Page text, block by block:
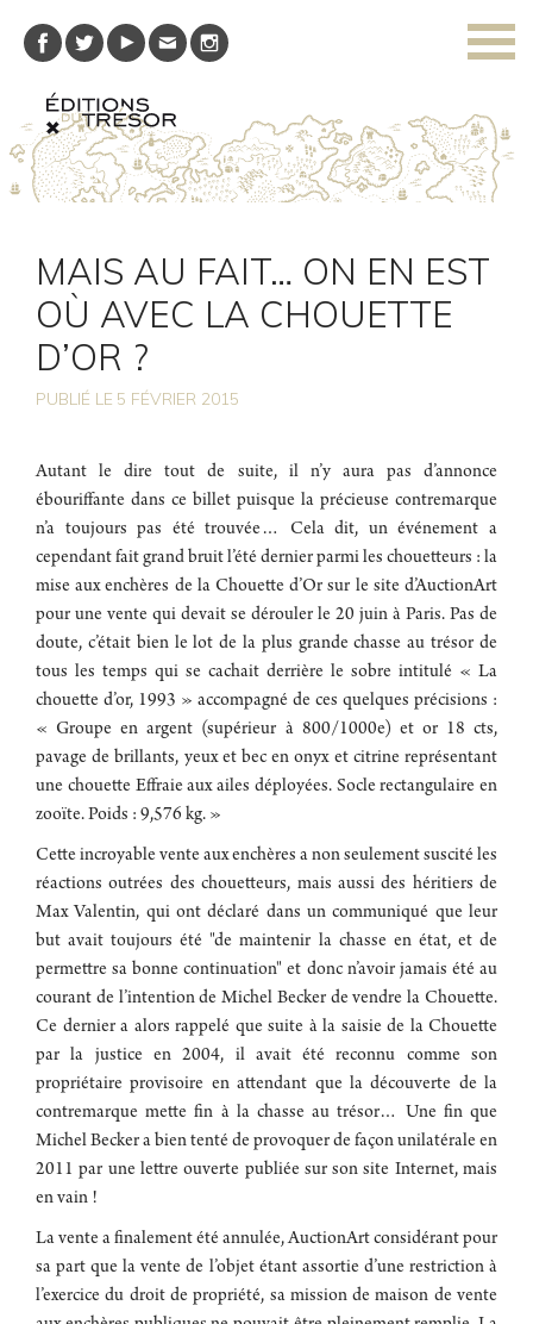
MAIS AU FAIT… ON EN EST
OÙ AVEC LA CHOUETTE
D’OR ?
PUBLIÉ LE 5 FÉVRIER 2015
Autant le dire tout de suite, il n’y aura pas d’annonce
ébouriffante dans ce billet puisque la précieuse contremarque
n’a toujours pas été trouvée… Cela dit, un événement a
cependant fait grand bruit l’été dernier parmi les chouetteurs : la
mise aux enchères de la Chouette d’Or sur le site d’AuctionArt
pour une vente qui devait se dérouler le 20 juin à Paris. Pas de
doute, c’était bien le lot de la plus grande chasse au trésor de
tous les temps qui se cachait derrière le sobre intitulé « La
chouette d’or, 1993 » accompagné de ces quelques précisions :
« Groupe en argent (supérieur à 800/1000e) et or 18 cts,
pavage de brillants, yeux et bec en onyx et citrine représentant
une chouette Effraie aux ailes déployées. Socle rectangulaire en
zooïte. Poids : 9,576 kg. »
Cette incroyable vente aux enchères a non seulement suscité les
réactions outrées des chouetteurs, mais aussi des héritiers de
Max Valentin, qui ont déclaré dans un communiqué que leur
but avait toujours été "de maintenir la chasse en état, et de
permettre sa bonne continuation" et donc n’avoir jamais été au
courant de l’intention de Michel Becker de vendre la Chouette.
Ce dernier a alors rappelé que suite à la saisie de la Chouette
par la justice en 2004, il avait été reconnu comme son
propriétaire provisoire en attendant que la découverte de la
contremarque mette fin à la chasse au trésor… Une fin que
Michel Becker a bien tenté de provoquer de façon unilatérale en
2011 par une lettre ouverte publiée sur son site Internet, mais
en vain !
La vente a finalement été annulée, AuctionArt considérant pour
sa part que la vente de l’objet étant assortie d’une restriction à
l’exercice du droit de propriété, sa mission de maison de vente